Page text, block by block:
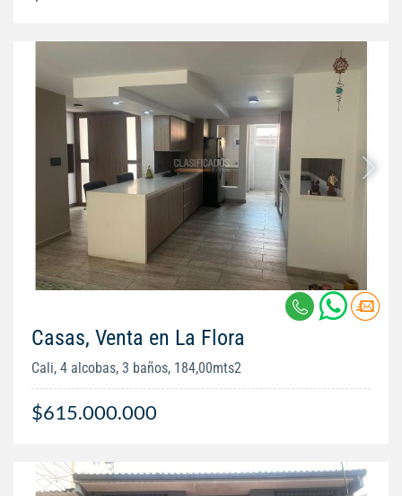
Casas, Venta en La Flora
Cali, 4 alcobas, 3 baños, 184,00mts2
$615.000.000